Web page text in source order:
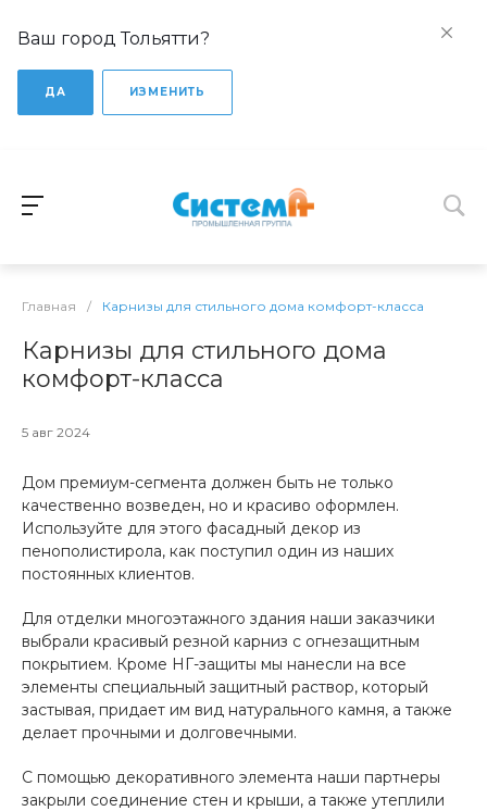
Ваш город Тольятти?
ДА ИЗМЕНИТЬ
Главная / Карнизы для стильного дома комфорт-класса
Карнизы для стильного дома
комфорт-класса
5 авг 2024
Дом премиум-сегмента должен быть не только
качественно возведен, но и красиво оформлен.
Используйте для этого фасадный декор из
пенополистирола, как поступил один из наших
постоянных клиентов.
Для отделки многоэтажного здания наши заказчики
выбрали красивый резной карниз с огнезащитным
покрытием. Кроме НГ-защиты мы нанесли на все
элементы специальный защитный раствор, который
застывая, придает им вид натурального камня, а также
делает прочными и долговечными.
С помощью декоративного элемента наши партнеры
закрыли соединение стен и крыши, а также утеплили